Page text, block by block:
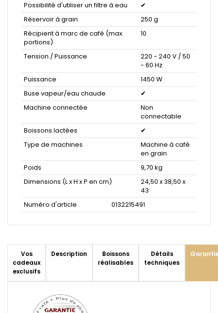
Possibilité d'utiliser un filtre à eau
✔
Réservoir à grain
250 g
Récipient à marc de café (max.
portions)
10
Tension / Puissance
220 - 240 V / 50
- 60 Hz
Puissance
1450 W
Buse vapeur/eau chaude
✔
Machine connectée
Non
connectable
Boissons lactées
✔
Type de machines
Machine à café
en grain
Poids
9,70 kg
Dimensions (L x H x P en cm)
24,50 x 38,50 x
43
Numéro d'article
0132215491
Vos
cadeaux
exclusifs
Description
Boissons
réalisables
Détails
techniques